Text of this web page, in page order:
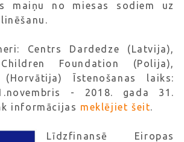
maiņu no miesas sodiem uz
Centrs Dardedze (Latvija),
Foundation (Polija),
(Horvātija) Īstenošanas laiks:
- 2018. gada 31.
informācijas meklējiet šeit.
Līdzfinansē Eiropas